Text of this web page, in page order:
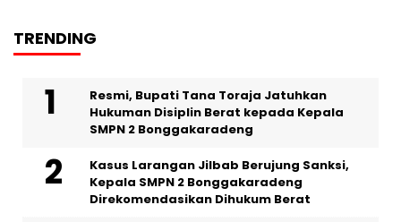
TRENDING
Resmi, Bupati Tana Toraja Jatuhkan
Hukuman Disiplin Berat kepada Kepala
SMPN 2 Bonggakaradeng
Kasus Larangan Jilbab Berujung Sanksi,
Kepala SMPN 2 Bonggakaradeng
Direkomendasikan Dihukum Berat